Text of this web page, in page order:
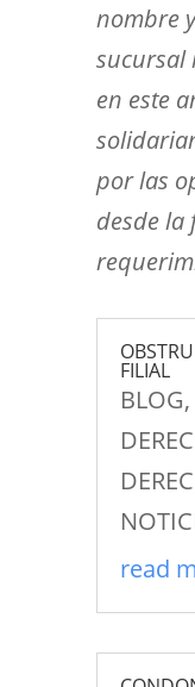
nombre
sucursal
en este
por las
desde la
FILIAL
BLOG,
read